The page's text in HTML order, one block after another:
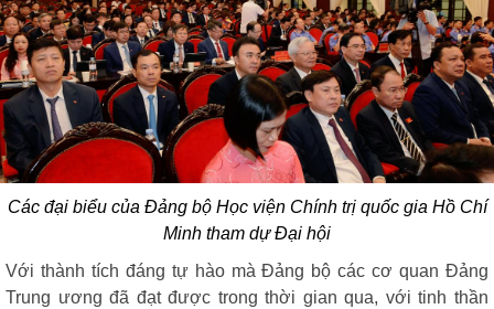
Các đại biểu của Đảng bộ Học viện Chính trị quốc gia Hồ Chí
Minh tham dự Đại hội
Với thành tích đáng tự hào mà Đảng bộ các cơ quan Đảng
Trung ương đã đạt được trong thời gian qua, với tinh thần